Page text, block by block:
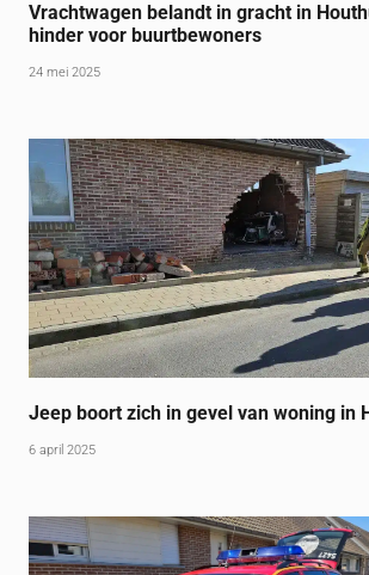
Vrachtwagen belandt in gracht in
hinder voor buurtbewoners
24 mei 2025
Jeep boort zich in gevel van woning in
6 april 2025